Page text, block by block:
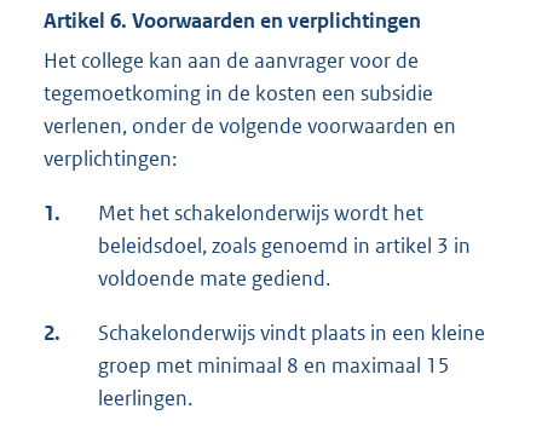
Artikel 6. Voorwaarden en verplichtingen
Het college kan aan de aanvrager voor de
tegemoetkoming in de kosten een subsidie
verlenen, onder de volgende voorwaarden en
verplichtingen:
1.
Met het schakelonderwijs wordt het
beleidsdoel, zoals genoemd in artikel 3 in
voldoende mate gediend.
2.
Schakelonderwijs vindt plaats in een kleine
groep met minimaal 8 en maximaal 15
leerlingen.